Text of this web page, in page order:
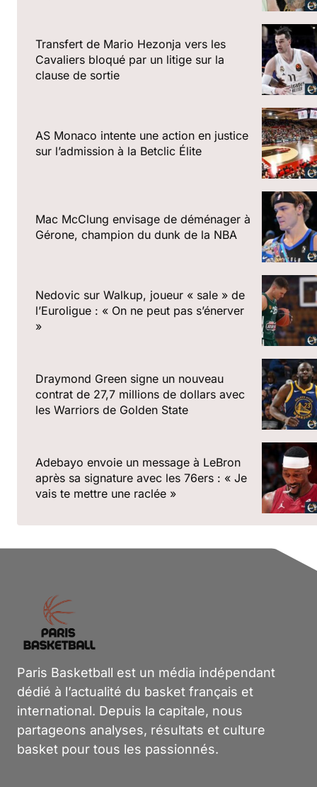
Transfert de Mario Hezonja vers les
Cavaliers bloqué par un litige sur la
clause de sortie
AS Monaco intente une action en justice
sur l’admission à la Betclic Élite
Mac McClung envisage de déménager à
Gérone, champion du dunk de la NBA
Nedovic sur Walkup, joueur « sale » de
l’Euroligue : « On ne peut pas s’énerver
»
Draymond Green signe un nouveau
contrat de 27,7 millions de dollars avec
les Warriors de Golden State
Adebayo envoie un message à LeBron
après sa signature avec les 76ers : « Je
vais te mettre une raclée »
Paris Basketball est un média indépendant
dédié à l’actualité du basket français et
international. Depuis la capitale, nous
partageons analyses, résultats et culture
basket pour tous les passionnés.